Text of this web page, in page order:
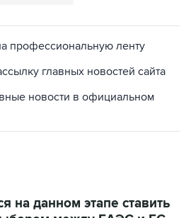
профессиональную ленту
главных новостей сайта
новости в официальном
на данном этапе ставить